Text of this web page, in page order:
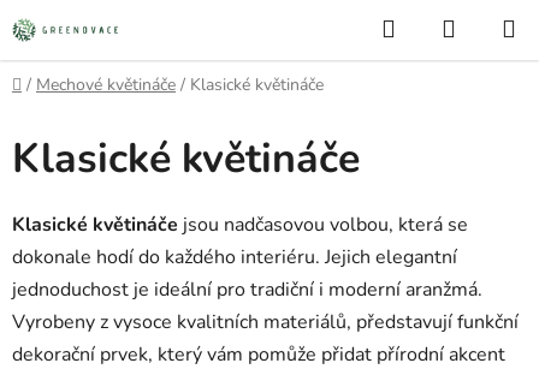
Přejít
na
obsah
Hledat
KOŠÍK
Domů
/ Mechové květináče / Klasické květináče
Klasické květináče
Klasické květináče jsou nadčasovou volbou, která se
dokonale hodí do každého interiéru. Jejich elegantní
jednoduchost je ideální pro tradiční i moderní aranžmá.
Vyrobeny z vysoce kvalitních materiálů, představují funkční
dekorační prvek, který vám pomůže přidat přírodní akcent